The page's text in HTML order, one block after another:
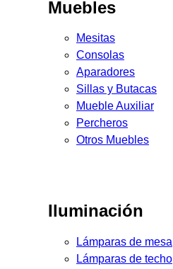
Muebles
Mesitas
Consolas
Aparadores
Sillas y Butacas
Mueble Auxiliar
Percheros
Otros Muebles
Iluminación
Lámparas de mesa
Lámparas de techo